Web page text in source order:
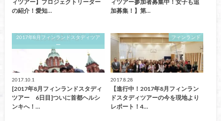
ィツアー】プロジェクトリーダー
の紹介！愛知…
ィツアー参加者募集中！女子も追
加募集！】第…
2017年8月フィンランドスタディツア
ー
2017.10.1
[2017年8月フィンランドスタディ
ツアー 6日目]ついに首都ヘルシ
ンキへ！…
フィンランド
2017.8.28
【進行中！2017年8月フィンラン
ドスタディツアーの今を現地より
レポート！4…